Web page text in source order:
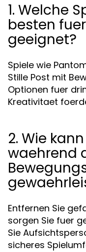
1. Welche
besten
geeignet?
Spiele wie
Stille Post mit
Optionen fuer
Kreativitaet
2. Wie
waehrend
Entfernen Sie
sorgen Sie fuer
Sie
sicheres